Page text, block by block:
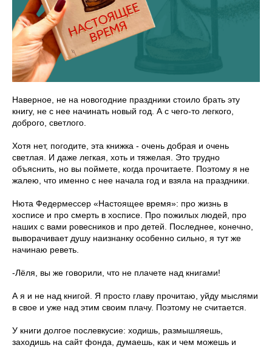
Наверное, не на новогодние праздники стоило брать эту
книгу, не с нее начинать новый год. А с чего-то легкого,
доброго, светлого.
Хотя нет, погодите, эта книжка - очень добрая и очень
светлая. И даже легкая, хоть и тяжелая. Это трудно
объяснить, но вы поймете, когда прочитаете. Поэтому я не
жалею, что именно с нее начала год и взяла на праздники.
Нюта Федермессер «Настоящее время»: про жизнь в
хосписе и про смерть в хосписе. Про пожилых людей, про
наших с вами ровесников и про детей. Последнее, конечно,
выворачивает душу наизнанку особенно сильно, я тут же
начинаю реветь.
-Лёля, вы же говорили, что не плачете над книгами!
А я и не над книгой. Я просто главу прочитаю, уйду мыслями
в свое и уже над этим своим плачу. Поэтому не считается.
У книги долгое послевкусие: ходишь, размышляешь,
заходишь на сайт фонда, думаешь, как и чем можешь и